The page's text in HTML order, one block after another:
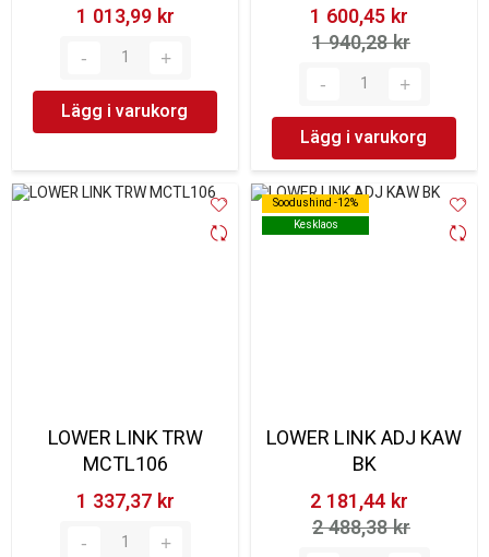
1 013,99 kr‎
Lägg i varukorg
1 600,45 kr‎
1 940,28 kr‎
Lägg i varukorg
LOWER LINK TRW
MCTL106
1 337,37 kr‎
Soodushind -12%
Kesklaos
Soodushind -12%
Kesklaos
LOWER LINK ADJ KAW
BK
2 181,44 kr‎
2 488,38 kr‎